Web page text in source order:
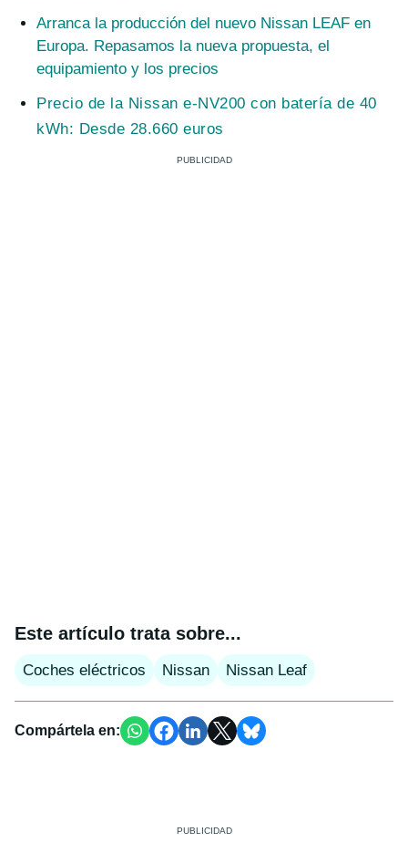
Arranca la producción del nuevo Nissan LEAF en
Europa. Repasamos la nueva propuesta, el
equipamiento y los precios
Precio de la Nissan e-NV200 con batería de 40
kWh: Desde 28.660 euros
Este artículo trata sobre...
Coches eléctricos Nissan Nissan Leaf
Compártela en: